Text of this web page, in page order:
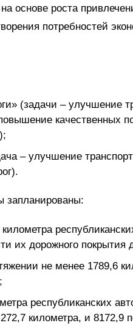
основе роста
потребностей
(задачи – улучшение
качественных
– улучшение
запланированы:
их дорожного покрытия
не менее 1789,6
республиканских
километра, и 8172,9